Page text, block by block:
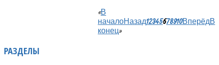
«В
началоНазад12345678910ВперёдВ
конец»
РАЗДЕЛЫ